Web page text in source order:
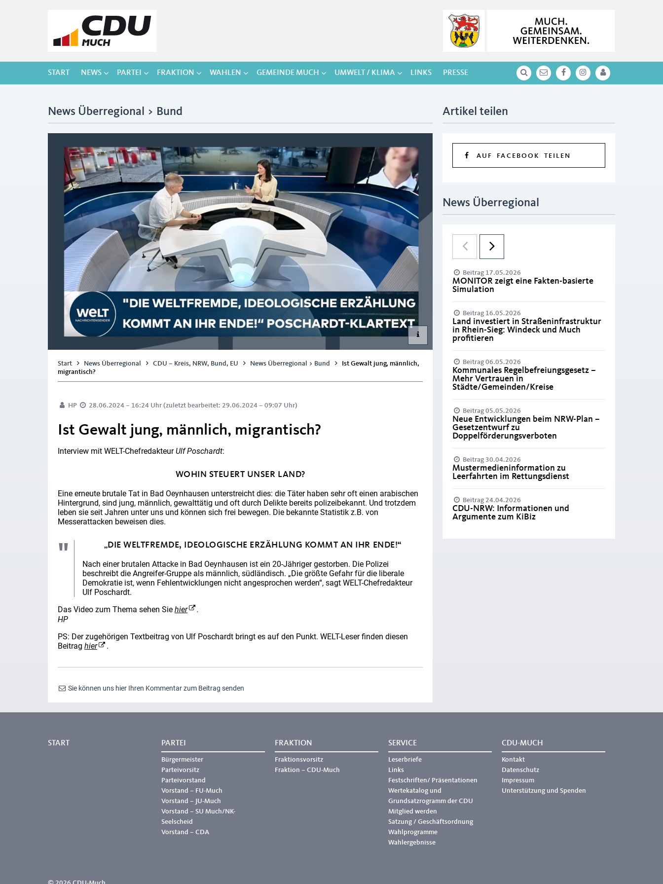
START NEWS PARTEI FRAKTION WAHLEN GEMEINDE MUCH UMWELT / KLIMA LINKS PRESSE
News Überregional > Bund
Start News Überregional CDU – Kreis, NRW, Bund, EU News Überregional > Bund
Ist Gewalt jung, männlich,
migrantisch?
HP 28.06.2024 – 16:24 Uhr (zuletzt bearbeitet: 29.06.2024 – 09:07 Uhr)
Ist Gewalt jung, männlich, migrantisch?
Interview mit WELT-Chefredakteur Ulf Poschardt:
WOHIN STEUERT UNSER LAND?
Eine erneute brutale Tat in Bad Oeynhausen unterstreicht dies: die Täter haben sehr oft einen arabischen
Hintergrund, sind jung, männlich, gewalttätig und oft durch Delikte bereits polizeibekannt. Und trotzdem
leben sie seit Jahren unter uns und können sich frei bewegen. Die bekannte Statistik z.B. von
Messerattacken beweisen dies.
„DIE WELTFREMDE, IDEOLOGISCHE ERZÄHLUNG KOMMT AN IHR ENDE!“
Nach einer brutalen Attacke in Bad Oeynhausen ist ein 20-Jähriger gestorben. Die Polizei
beschreibt die Angreifer-Gruppe als männlich, südländisch. „Die größte Gefahr für die liberale
Demokratie ist, wenn Fehlentwicklungen nicht angesprochen werden“, sagt WELT-Chefredakteur
Ulf Poschardt.
Das Video zum Thema sehen Sie hier
.
HP
PS: Der zugehörigen Textbeitrag von Ulf Poschardt bringt es auf den Punkt. WELT-Leser finden diesen
Beitrag hier .
Sie können uns hier Ihren Kommentar zum Beitrag senden
Artikel teilen
AUF FACEBOOK TEILEN
News Überregional
Beitrag 17.05.2026
MONITOR zeigt eine Fakten-basierte
Simulation
Beitrag 16.05.2026
Land investiert in Straßeninfrastruktur
in Rhein-Sieg: Windeck und Much
profitieren
Beitrag 06.05.2026
Kommunales Regelbefreiungsgesetz –
Mehr Vertrauen in
Städte/Gemeinden/Kreise
Beitrag 05.05.2026
Neue Entwicklungen beim NRW-Plan –
Gesetzentwurf zu
Doppelförderungsverboten
Beitrag 30.04.2026
Mustermedieninformation zu
Leerfahrten im Rettungsdienst
Beitrag 24.04.2026
CDU-NRW: Informationen und
Argumente zum KiBiz
START PARTEI
Bürgermeister
Parteivorsitz
Parteivorstand
Vorstand – FU-Much
Vorstand – JU-Much
Vorstand – SU Much/NK-
Seelscheid
Vorstand – CDA
FRAKTION
Fraktionsvorsitz
Fraktion – CDU-Much
SERVICE
Leserbriefe
Links
Festschriften/ Präsentationen
Wertekatalog und
Grundsatzrogramm der CDU
Mitglied werden
Satzung / Geschäftsordnung
Wahlprogramme
Wahlergebnisse
CDU-MUCH
Kontakt
Datenschutz
Impressum
Unterstützung und Spenden